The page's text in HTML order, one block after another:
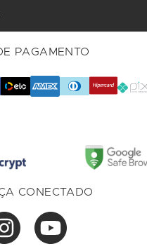
PAGAMENTO
CONECTADO